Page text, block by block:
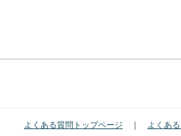
よくある質問トップページ よくあ